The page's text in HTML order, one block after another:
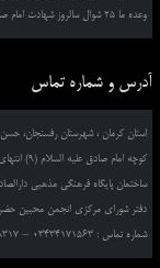
وعده ما 25 شوال سالروز شهادت امام صادق علیه السلام
آدرس و شماره تماس
استان کرمان ، شهرستان رفسنجان، حسن
کوچه امام صادق علیه السلام (9) انتهای کوچه
ساختمان پایگاه فرهنگی مذهبی
دفتر شورای مرکزی انجمن محبین
شماره تماس : 03434171563 – 09133928317